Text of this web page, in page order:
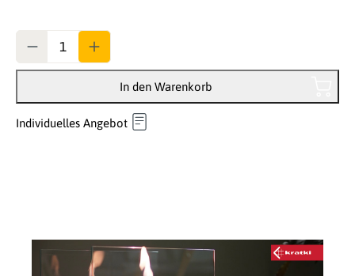
In den Warenkorb
Individuelles Angebot